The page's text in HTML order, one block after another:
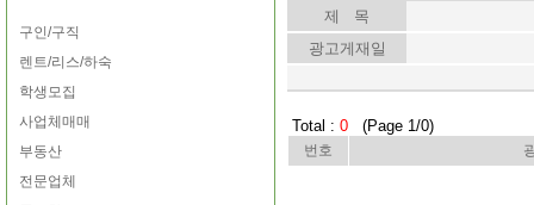
구인/구직
렌트/리스/하숙
학생모집
사업체매매
부동산
전문업체
제 목
광고게재일
Total : 0 (Page 1/0)
번호